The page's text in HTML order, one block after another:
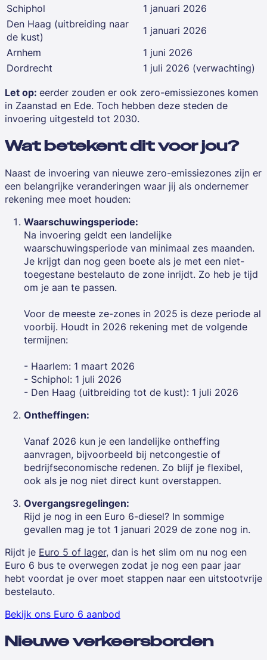
Schiphol
1 januari 2026
Den Haag (uitbreiding naar
de kust)
1 januari 2026
Arnhem
1 juni 2026
Dordrecht
1 juli 2026 (verwachting)
Let op: eerder zouden er ook zero-emissiezones komen
in Zaanstad en Ede. Toch hebben deze steden de
invoering uitgesteld tot 2030.
Wat betekent dit voor jou?
Naast de invoering van nieuwe zero-emissiezones zijn er
een belangrijke veranderingen waar jij als ondernemer
rekening mee moet houden:
Waarschuwingsperiode:
Na invoering geldt een landelijke
waarschuwingsperiode van minimaal zes maanden.
Je krijgt dan nog geen boete als je met een niet-
toegestane bestelauto de zone inrijdt. Zo heb je tijd
om je aan te passen.
Voor de meeste ze-zones in 2025 is deze periode al
voorbij. Houdt in 2026 rekening met de volgende
termijnen:
- Haarlem: 1 maart 2026
- Schiphol: 1 juli 2026
- Den Haag (uitbreiding tot de kust): 1 juli 2026
Ontheffingen:
Vanaf 2026 kun je een landelijke ontheffing
aanvragen, bijvoorbeeld bij netcongestie of
bedrijfseconomische redenen. Zo blijf je flexibel,
ook als je nog niet direct kunt overstappen.
Overgangsregelingen:
Rijd je nog in een Euro 6-diesel? In sommige
gevallen mag je tot 1 januari 2029 de zone nog in.
Rijdt je Euro 5 of lager, dan is het slim om nu nog een
Euro 6 bus te overwegen zodat je nog een paar jaar
hebt voordat je over moet stappen naar een uitstootvrije
bestelauto.
Bekijk ons Euro 6 aanbod
Nieuwe verkeersborden